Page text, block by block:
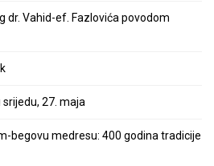
Vahid-ef. Fazlovića povodom
27. maja
begovu medresu: 400 godina tradicije